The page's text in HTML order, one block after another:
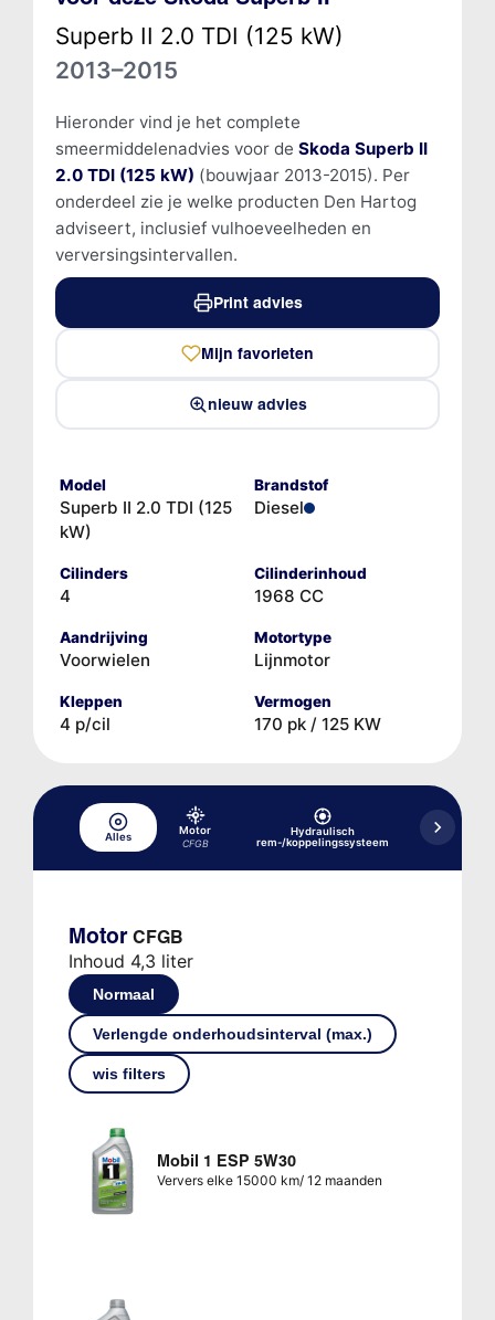
Superb II 2.0 TDI (125 kW)
2013–2015
Hieronder vind je het complete
smeermiddelenadvies voor de Skoda Superb II
2.0 TDI (125 kW) (bouwjaar 2013-2015). Per
onderdeel zie je welke producten Den Hartog
adviseert, inclusief vulhoeveelheden en
verversingsintervallen.
Print advies
Mijn favorieten
nieuw advies
Model
Superb II 2.0 TDI (125
kW)
Brandstof
Diesel
Cilinders
4
Cilinderinhoud
1968 CC
Aandrijving
Voorwielen
Motortype
Lijnmotor
Kleppen
4 p/cil
Vermogen
170 pk / 125 KW
Alles
Motor
CFGB
Hydraulisch
rem-/koppelingssysteem
Koelsysteem
Motor CFGB
Inhoud 4,3 liter
Normaal
Verlengde onderhoudsinterval (max.)
wis filters
Mobil 1 ESP 5W30
Ververs elke 15000 km/ 12 maanden